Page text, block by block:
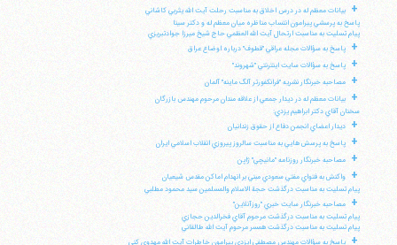
+
بيانات معظم له در درس اخلاق به مناسبت رحلت آيت الله يثربي كاشاني
پاسخ به پرسشي پيرامون انتساب مناظره ميان معظم له و دكتر سينا
پيام تسليت به مناسبت ارتحال آيت الله العظمي حاج شيخ ميرزا جوادتبريزي
+ پاسخ به سؤالات مجله عراقي "قطوف" درباره اوضاع عراق
+ پاسخ به سؤالات سايت اينترنتي "شهروند"
+ مصاحبه خبرنگار نشريه "فرانكفورتر آلگ ماينه" آلمان
+
بيانات معظم له در ديدار جمعي از علاقه مندان مرحوم مهندس بازرگان
سخنان آقاي دكتر ابراهيم يزدي:
+ ديدار اعضاي انجمن دفاع از حقوق زندانيان
+ پاسخ به پرسش هايي به مناسبت سالروز پيروزي انقلاب اسلامي ايران
+ مصاحبه خبرنگار روزنامه "مانيچي" ژاپن
+
واكنش به فتواي مفتي سعودي مبني بر انهدام اماكن مقدس شيعيان
پيام تسليت به مناسبت درگذشت حجة الاسلام والمسلمين سيد محمود مطلبي
+
مصاحبه خبرنگار سايت خبري "روزآنلاين"
پيام تسليت به مناسبت درگذشت مرحوم آقاي فخرالدين حجازي
پيام تسليت به مناسبت درگذشت همسر مرحوم آيت الله طالقاني
+
پاسخ به سؤالات مهندس مصطفي ايزدي پيرامون خاطرات آيت الله مهدوي كني